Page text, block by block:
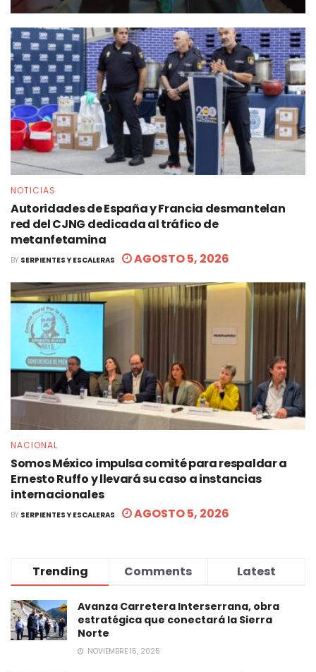
NOTICIAS
Autoridades de España y Francia desmantelan
red del CJNG dedicada al tráfico de
metanfetamina
BY SERPIENTES Y ESCALERAS AGOSTO 5, 2026
NACIONAL
Somos México impulsa comité para respaldar a
Ernesto Ruffo y llevará su caso a instancias
internacionales
BY SERPIENTES Y ESCALERAS AGOSTO 5, 2026
Trending Comments Latest
Avanza Carretera Interserrana, obra
estratégica que conectará la Sierra
Norte
NOVIEMBRE 15, 2025